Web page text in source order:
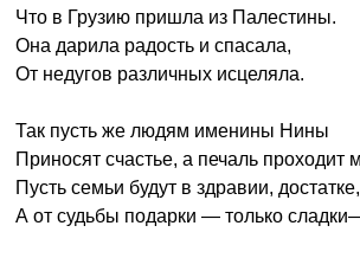
Что в Грузию пришла из Палестины.
Она дарила радость и спасала,
От недугов различных исцеляла.
Так пусть же людям именины Нины
Приносят счастье, а печаль проходит
Пусть семьи будут в здравии, достатке,
А от судьбы подарки — только